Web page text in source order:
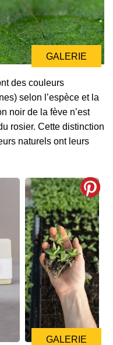
GALERIE
des couleurs
selon l’espèce et la
noir de la fève n’est
rosier. Cette distinction
naturels ont leurs
GALERIE